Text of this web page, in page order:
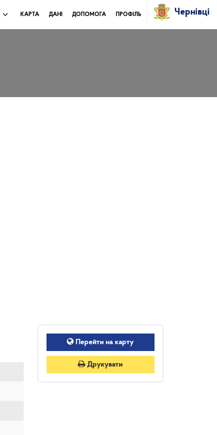
КАРТА ДАНІ ДОПОМОГА ПРОФІЛЬ Чернівці
Перейти на карту
Друкувати